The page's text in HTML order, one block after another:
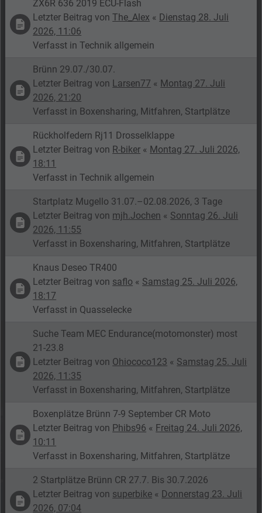
ZX6R 636 2019 ECU-Flash
Letzter Beitrag vonThe_Alex « Dienstag 28. Juli
2026, 11:06
Verfasst inTechnik allgemein
Brünn 29.07./30.07.
Letzter Beitrag von Larsen77 « Montag 27. Juli
2026, 21:20
Verfasst in Boxensharing, Mitfahren, Startplätze
Rückholfedern Rj11 Drosselklappe
Letzter Beitrag von R-biker « Montag 27. Juli 2026,
18:11
Verfasst inTechnik allgemein
Startplatz Mugello 31.07.–02.08.2026, 3 Tage
Letzter Beitrag von mjh.Jochen « Sonntag 26. Juli
2026, 11:55
Verfasst in Boxensharing, Mitfahren, Startplätze
Knaus Deseo TR400
Letzter Beitrag von saflo « Samstag 25. Juli 2026,
18:17
Verfasst in Quasselecke
Suche Team MEC Endurance(motomonster) most
21-23.8
Letzter Beitrag von Ohiococo123 « Samstag 25. Juli
2026, 11:35
Verfasst in Boxensharing, Mitfahren, Startplätze
Boxenplätze Brünn 7-9 September CR Moto
Letzter Beitrag von Phibs96 « Freitag 24. Juli 2026,
10:11
Verfasst in Boxensharing, Mitfahren, Startplätze
2 Startplätze Brünn CR 27.7. Bis 30.7.2026
Letzter Beitrag von superbike « Donnerstag 23. Juli
2026, 07:04